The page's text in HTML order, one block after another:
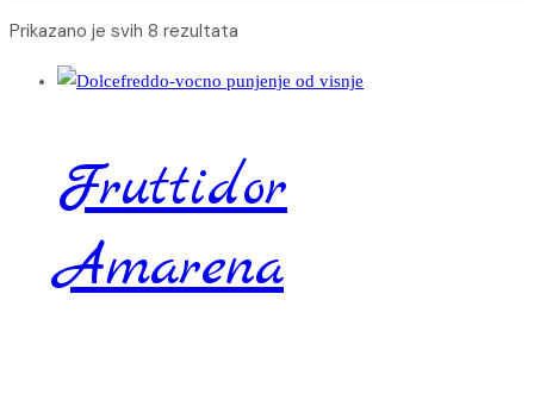
Prikazano je svih 8 rezultata
Fruttidor
Amarena